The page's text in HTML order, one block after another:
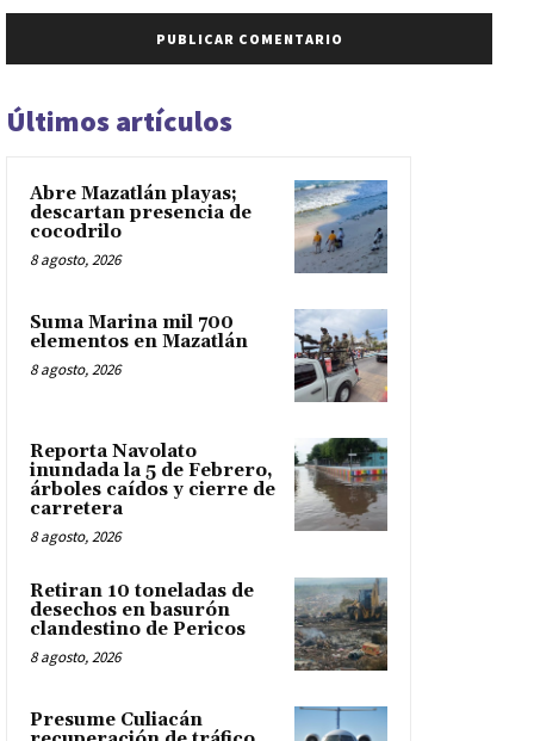
Últimos artículos
Abre Mazatlán playas;
descartan presencia de
cocodrilo
8 agosto, 2026
Suma Marina mil 700
elementos en Mazatlán
8 agosto, 2026
Reporta Navolato
inundada la 5 de Febrero,
árboles caídos y cierre de
carretera
8 agosto, 2026
Retiran 10 toneladas de
desechos en basurón
clandestino de Pericos
8 agosto, 2026
Presume Culiacán